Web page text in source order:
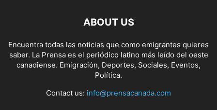
ABOUT US
Encuentra todas las noticias que como emigrantes quieres
saber. La Prensa es el periódico latino más leído del oeste
canadiense. Emigración, Deportes, Sociales, Eventos,
Política.
Contact us: info@prensacanada.com